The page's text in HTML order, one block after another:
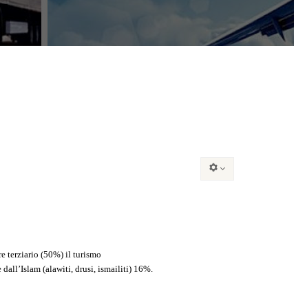
terziario (50%) il turismo
(alawiti, drusi, ismailiti) 16%.